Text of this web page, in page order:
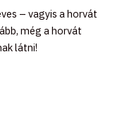
– vagyis a horvát
még a horvát
látni!